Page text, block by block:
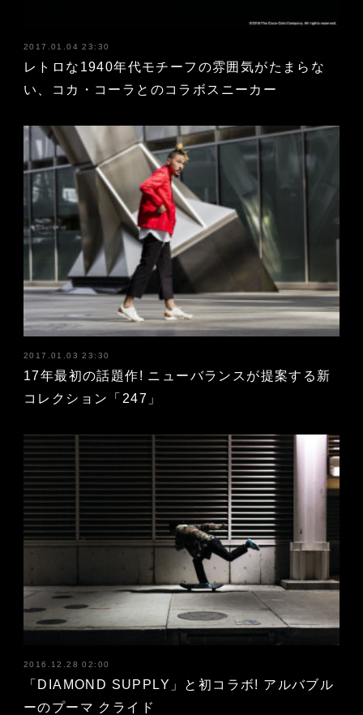
2017.01.04 23:30
レトロな1940年代モチーフの雰囲気がたまらな
い、コカ・コーラとのコラボスニーカー
2017.01.03 23:30
17年最初の話題作! ニューバランスが提案する新
コレクション「247」
2016.12.28 02:00
「DIAMOND SUPPLY」と初コラボ! アルバブル
ーのプーマ クライド